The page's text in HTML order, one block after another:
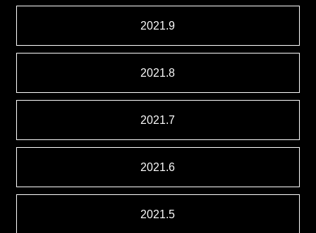
2021.9
2021.8
2021.7
2021.6
2021.5